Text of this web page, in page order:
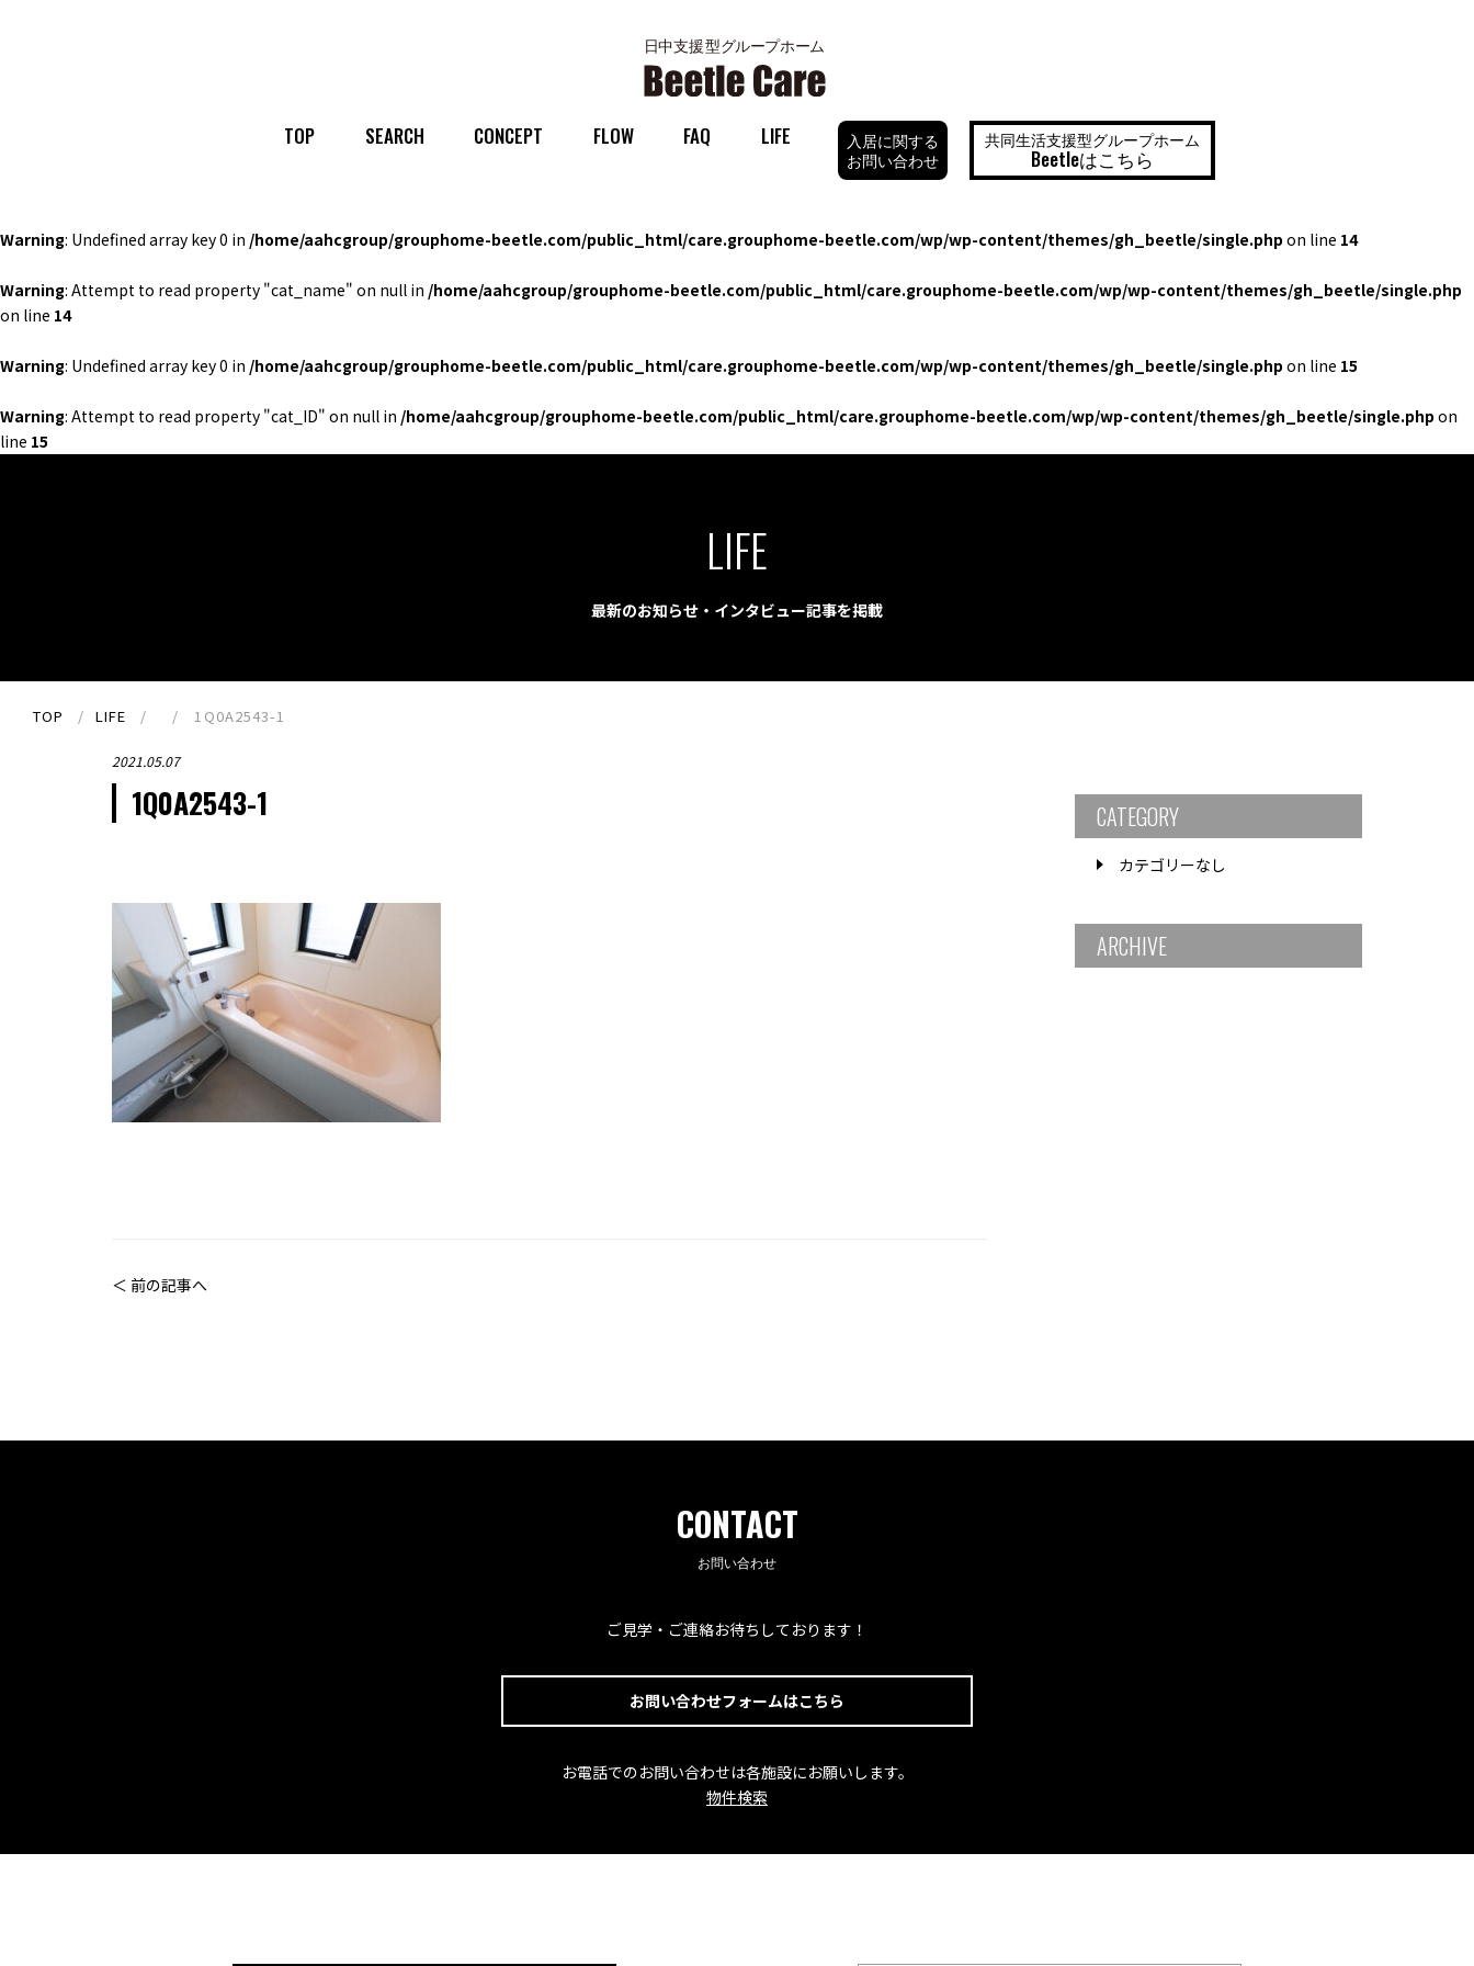
TOP SEARCH CONCEPT FLOW FAQ LIFE
入居に関する
お問い合わせ
共同生活支援型グループホーム
Beetleはこちら
Warning: Undefined array key 0 in /home/aahcgroup/grouphome-beetle.com/public_html/care.grouphome-beetle.com/wp/wp-content/themes/gh_beetle/single.php on line 14
Warning: Attempt to read property "cat_name" on null in /home/aahcgroup/grouphome-beetle.com/public_html/care.grouphome-beetle.com/wp/wp-content/themes/gh_beetle/single.php
on line 14
Warning: Undefined array key 0 in /home/aahcgroup/grouphome-beetle.com/public_html/care.grouphome-beetle.com/wp/wp-content/themes/gh_beetle/single.php on line 15
Warning: Attempt to read property "cat_ID" on null in /home/aahcgroup/grouphome-beetle.com/public_html/care.grouphome-beetle.com/wp/wp-content/themes/gh_beetle/single.php on
line 15
LIFE
最新のお知らせ・インタビュー記事を掲載
TOP LIFE 1Q0A2543-1
2021.05.07
1Q0A2543-1
＜ 前の記事へ
CATEGORY
カテゴリーなし
ARCHIVE
CONTACT
お問い合わせ
ご見学・ご連絡お待ちしております！
お問い合わせフォームはこちら
お電話でのお問い合わせは各施設にお願いします。
物件検索